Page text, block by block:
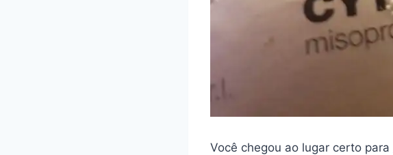
Você chegou ao lugar certo para